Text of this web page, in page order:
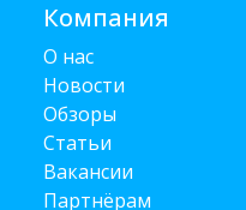
Компания
О нас
Новости
Обзоры
Статьи
Вакансии
Партнёрам